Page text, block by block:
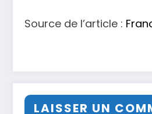
Source de l’article :
LAISSER UN